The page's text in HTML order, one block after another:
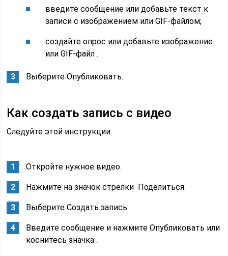
введите сообщение или добавьте текст к
записи с изображением или GIF-файлом;
создайте опрос или добавьте изображение
или GIF-файл .
Выберите Опубликовать.
Как создать запись с видео
Следуйте этой инструкции:
Откройте нужное видео.
Нажмите на значок стрелки Поделиться.
Выберите Создать запись.
Введите сообщение и нажмите Опубликовать или
коснитесь значка .